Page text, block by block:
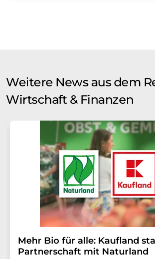
Weitere News aus dem
Wirtschaft & Finanzen
Mehr Bio für alle: Kaufland
Partnerschaft mit Naturland